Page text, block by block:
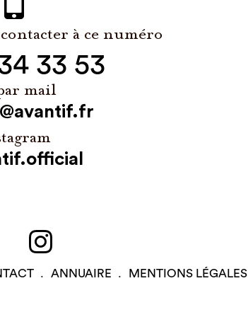
à ce numéro
33 53
mail
ANNUAIRE MENTIONS LÉGALES